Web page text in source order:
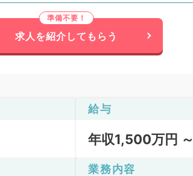
求人を紹介してもらう
給与
年収1,500万円 ～
業務内容